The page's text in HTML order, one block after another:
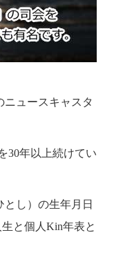
ニュースキャスタ
30年以上続けてい
し）の生年月日
と個人Kin年表と